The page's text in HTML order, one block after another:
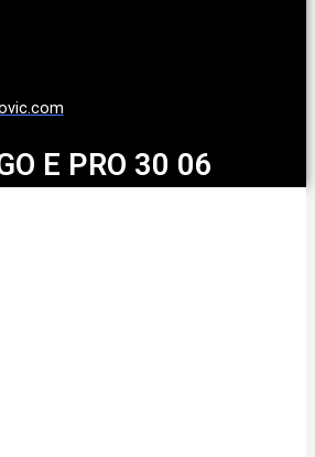
E PRO 30 06